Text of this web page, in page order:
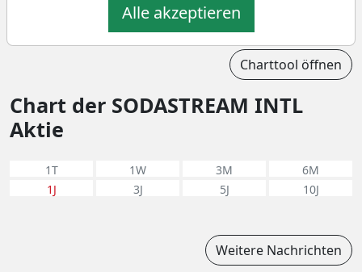
Chart der SODASTREAM INTL
Aktie
Charttool öffnen
1T 1W 3M
6M
1J
3J 5J 10J
Weitere Nachrichten
Alle akzeptieren